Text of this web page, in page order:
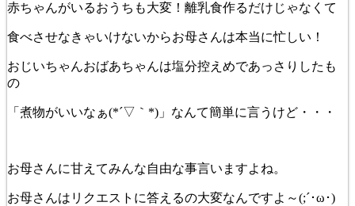
赤ちゃんがいるおうちも大変！離乳食作るだけじゃなくて
食べさせなきゃいけないからお母さんは本当に忙しい！
おじいちゃんおばあちゃんは塩分控えめであっさりしたも
の
「煮物がいいなぁ(*´▽｀*)」なんて簡単に言うけど・・・
お母さんに甘えてみんな自由な事言いますよね。
お母さんはリクエストに答えるの大変なんですよ～(;´･ω･)